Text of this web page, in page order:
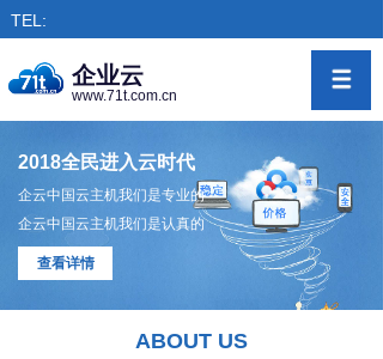
TEL:
企业云
www.71t.com.cn
2018全民进入云时代
企云中国云主机我们是专业的
企云中国云主机我们是认真的
查看详情
ABOUT US